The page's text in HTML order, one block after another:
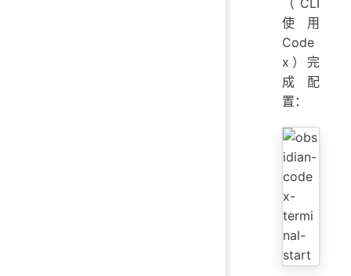
（CLI
使用
Code
x）完
成配
置：